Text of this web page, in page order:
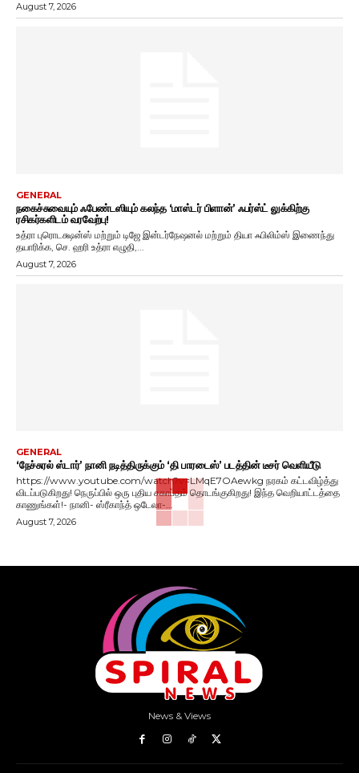
August 7, 2026
GENERAL
நகைச்சுவையும் ஃபேண்டஸியும் கலந்த ‘மாஸ்டர் பிளான்’ ஃபர்ஸ்ட் லுக்கிற்கு
ரசிகர்களிடம் வரவேற்பு!
உத்ரா புரொடக்ஷன்ஸ் மற்றும் டிஜே இன்டர்நேஷனல் மற்றும் தியா ஃபிலிம்ஸ் இணைந்து
தயாரிக்க, செ. ஹரி உத்ரா எழுதி,...
August 7, 2026
GENERAL
‘நேச்சுரல் ஸ்டார்’ நானி நடித்திருக்கும் ‘தி பாரடைஸ்’ படத்தின் டீசர் வெளியீடு
https://www.youtube.com/watch?v=LMqE7OAewkg நரகம் கட்டவிழ்த்து
விடப்படுகிறது! நெருப்பில் ஒரு புதிய சகாப்தம் தொடங்குகிறது! இந்த வெறியாட்டத்தை
காணுங்கள்!- நானி- ஸ்ரீகாந்த் ஒடேலா-...
August 7, 2026
News & Views